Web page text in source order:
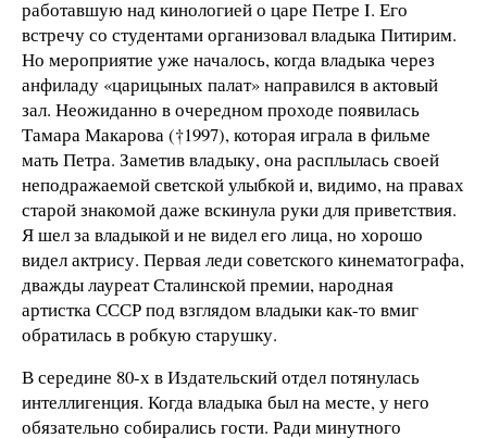
работавшую над кинологией о царе Петре I. Его
встречу со студентами организовал владыка Питирим.
Но мероприятие уже началось, когда владыка через
анфиладу «царицыных палат» направился в актовый
зал. Неожиданно в очередном проходе появилась
Тамара Макарова (†1997), которая играла в фильме
мать Петра. Заметив владыку, она расплылась своей
неподражаемой светской улыбкой и, видимо, на правах
старой знакомой даже вскинула руки для приветствия.
Я шел за владыкой и не видел его лица, но хорошо
видел актрису. Первая леди советского кинематографа,
дважды лауреат Сталинской премии, народная
артистка СССР под взглядом владыки как-то вмиг
обратилась в робкую старушку.
В середине 80-х в Издательский отдел потянулась
интеллигенция. Когда владыка был на месте, у него
обязательно собирались гости. Ради минутного